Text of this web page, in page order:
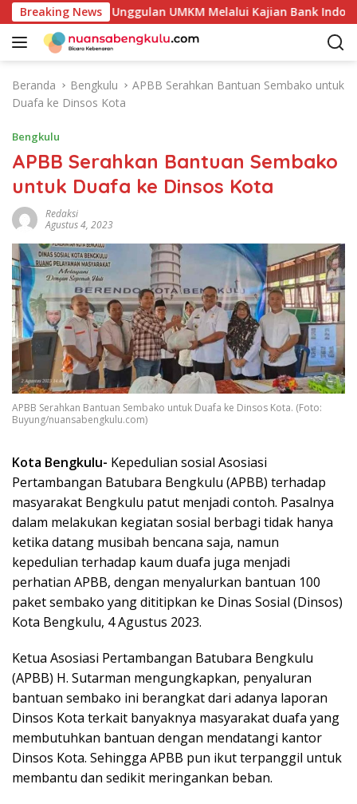
a
Breaking News
Produk Unggulan UMKM Melalui Kajian Bank Indonesia
Beranda Bengkulu
APBB Serahkan Bantuan Sembako untuk
Duafa ke Dinsos Kota
Bengkulu
APBB Serahkan Bantuan Sembako
untuk Duafa ke Dinsos Kota
Redaksi
Agustus 4, 2023
APBB Serahkan Bantuan Sembako untuk Duafa ke Dinsos Kota. (Foto:
Buyung/nuansabengkulu.com)
Kota Bengkulu- Kepedulian sosial Asosiasi
Pertambangan Batubara Bengkulu (APBB) terhadap
masyarakat Bengkulu patut menjadi contoh. Pasalnya
dalam melakukan kegiatan sosial berbagi tidak hanya
ketika datang musibah bencana saja, namun
kepedulian terhadap kaum duafa juga menjadi
perhatian APBB, dengan menyalurkan bantuan 100
paket sembako yang dititipkan ke Dinas Sosial (Dinsos)
Kota Bengkulu, 4 Agustus 2023.
Ketua Asosiasi Pertambangan Batubara Bengkulu
(APBB) H. Sutarman mengungkapkan, penyaluran
bantuan sembako ini berangkat dari adanya laporan
Dinsos Kota terkait banyaknya masyarakat duafa yang
membutuhkan bantuan dengan mendatangi kantor
Dinsos Kota. Sehingga APBB pun ikut terpanggil untuk
membantu dan sedikit meringankan beban.